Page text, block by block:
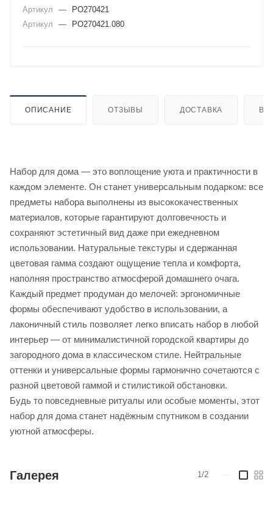
Артикул
—
PO270421
Артикул
— PO270421.080
ОПИСАНИЕ ОТЗЫВЫ ДОСТАВКА
Набор для дома — это воплощение уюта и практичности в
каждом элементе. Он станет универсальным подарком: все
предметы набора выполнены из высококачественных
материалов, которые гарантируют долговечность и
сохраняют эстетичный вид даже при ежедневном
использовании. Натуральные текстуры и сдержанная
цветовая гамма создают ощущение тепла и комфорта,
наполняя пространство атмосферой домашнего очага.
Каждый предмет продуман до мелочей: эргономичные
формы обеспечивают удобство в использовании, а
лаконичный стиль позволяет легко вписать набор в любой
интерьер — от минималистичной городской квартиры до
загородного дома в классическом стиле. Нейтральные
оттенки и универсальные формы гармонично сочетаются с
разной цветовой гаммой и стилистикой обстановки.
Будь то повседневные ритуалы или особые моменты, этот
набор для дома станет надёжным спутником в создании
уютной атмосферы.
Галерея 1/2